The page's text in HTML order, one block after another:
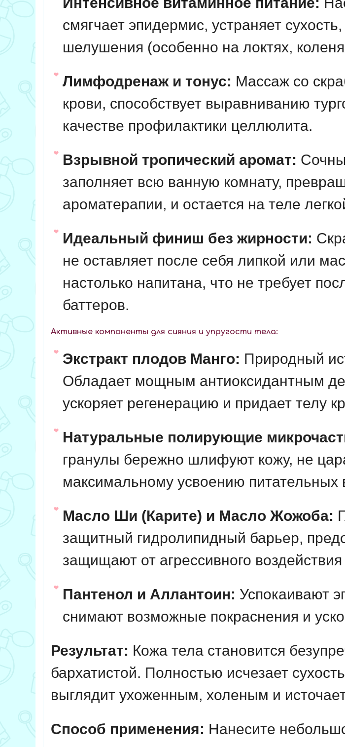
смягчает эпидермис, устраняет
шелушения (особенно на локтях,
Лимфодренаж и тонус: Массаж со
крови, способствует выравниванию
качестве профилактики целлюлита.
Взрывной тропический аромат:
заполняет всю ванную комнату,
ароматерапии, и остается на теле
Идеальный финиш без жирности:
не оставляет после себя липкой или
настолько напитана, что не требует
баттеров.
Активные компоненты для сияния и упругости тела:
Экстракт плодов Манго: Природный
Обладает мощным антиоксидантным
ускоряет регенерацию и придает телу
Натуральные полирующие
гранулы бережно шлифуют кожу, не
максимальному усвоению питательных
Масло Ши (Карите) и Масло Жожоба:
защитный гидролипидный барьер,
защищают от агрессивного
Пантенол и Аллантоин: Успокаивают
снимают возможные покраснения и
Результат: Кожа тела становится
бархатистой. Полностью исчезает
выглядит ухоженным, холеным и
Способ применения: Нанесите